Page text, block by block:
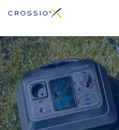
Hlavní kategorie
Nabíjecí stanice
Solární panely
Cestovní adaptéry